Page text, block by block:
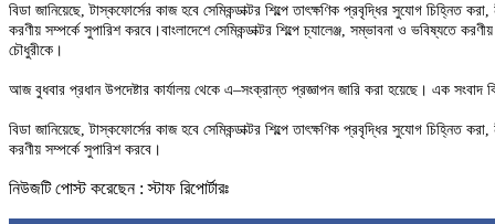
বিডা জানিয়েছে, টাস্কফোর্সের কাজ হবে সেমিকন্ডাক্টর শিল্পে তাৎক্ষণিক প্রবৃদ্ধির সুযোগ চিহ্নিত
করণীয় সম্পর্কে সুপারিশ করবে।বাংলাদেশে সেমিকন্ডাক্টর শিল্পে চ্যালেঞ্জ, সম্ভাবনা ও ভবিষ্যতে
চৌধুরীকে।
আজ বুধবার প্রধান উপদেষ্টার কার্যালয় থেকে এ–সংক্রান্ত প্রজ্ঞাপন জারি করা হয়েছে। এক সংবাদ
বিডা জানিয়েছে, টাস্কফোর্সের কাজ হবে সেমিকন্ডাক্টর শিল্পে তাৎক্ষণিক প্রবৃদ্ধির সুযোগ চিহ্নিত
করণীয় সম্পর্কে সুপারিশ করবে।
নিউজটি পোস্ট করেছেন : স্টাফ রিপোর্টারঃ